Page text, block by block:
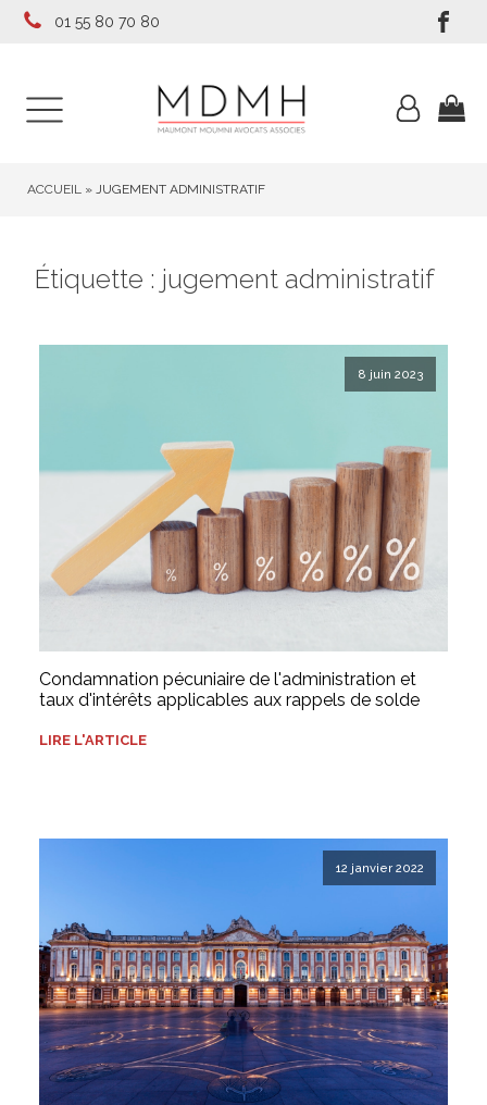
01 55 80 70 80
ACCUEIL » JUGEMENT ADMINISTRATIF
Étiquette : jugement administratif
8 juin 2023
Condamnation pécuniaire de l'administration et
taux d'intérêts applicables aux rappels de solde
LIRE L'ARTICLE
12 janvier 2022